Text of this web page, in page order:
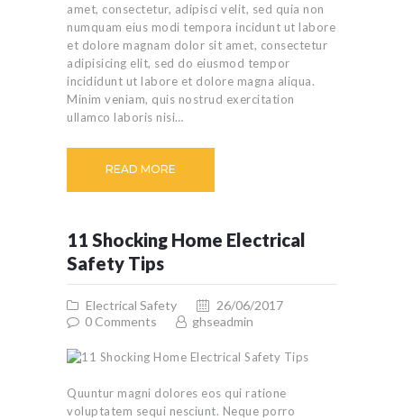
amet, consectetur, adipisci velit, sed quia non
numquam eius modi tempora incidunt ut labore
et dolore magnam dolor sit amet, consectetur
adipisicing elit, sed do eiusmod tempor
incididunt ut labore et dolore magna aliqua.
Minim veniam, quis nostrud exercitation
ullamco laboris nisi…
READ MORE
11 Shocking Home Electrical
Safety Tips
Electrical Safety
26/06/2017
0 Comments ghseadmin
Quuntur magni dolores eos qui ratione
voluptatem sequi nesciunt. Neque porro